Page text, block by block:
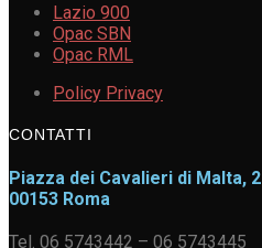
Lazio 900
Opac SBN
Opac RML
Policy Privacy
CONTATTI
Piazza dei Cavalieri di Malta, 2
00153 Roma
Tel. 06 5743442 – 06 5743445